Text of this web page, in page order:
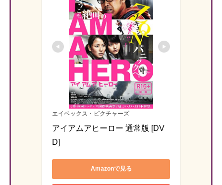
エイベックス・ピクチャーズ
アイアムアヒーロー 通常版 [DV
D]
Amazonで見る